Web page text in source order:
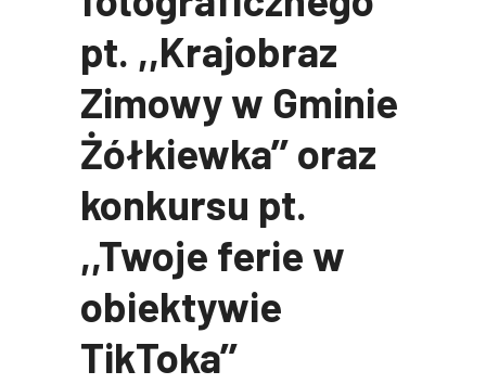
pt. ,,Krajobraz
Zimowy w Gminie
Żółkiewka’’ oraz
konkursu pt.
,,Twoje ferie w
obiektywie
TikToka’’